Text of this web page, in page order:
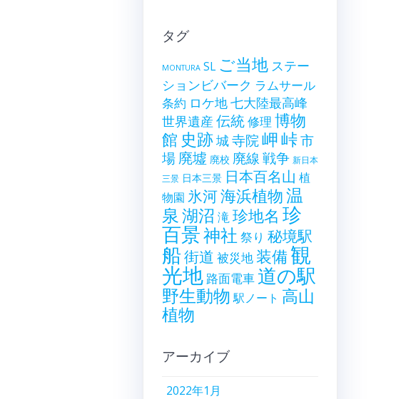
タグ
MONTURA SL ご当地 ステー
ションビバーク ラムサール
条約 ロケ地七大陸最高峰
世界遺産 伝統修理 博物
館 史跡城寺院岬峠市
場 廃墟 廃校 廃線戦争 新日本
三景 日本三景 日本百名山 植
物園 氷河海浜植物温
泉湖沼 滝珍地名 珍
百景神社 祭り 秘境駅
船街道 被災地装備観
光地 路面電車道の駅
野生動物 駅ノート 高山
植物
アーカイブ
2022年1月